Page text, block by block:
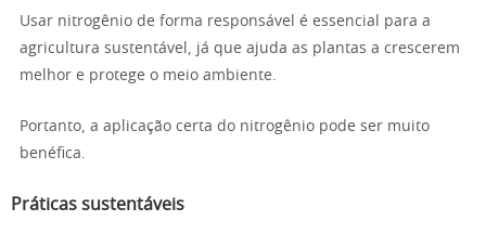
Usar nitrogênio de forma responsável é essencial para a
agricultura sustentável, já que ajuda as plantas a crescerem
melhor e protege o meio ambiente.
Portanto, a aplicação certa do nitrogênio pode ser muito
benéfica.
Práticas sustentáveis